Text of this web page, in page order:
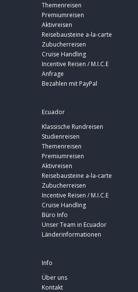
Themenreisen
Premiumreisen
Aktivreisen
Reisebausteine a-la-carte
Zubucherreisen
Cruise Handling
Incentive Reisen / M.I.C.E
Anfrage
Bezahlen mit PayPal
Ecuador
Klassische Rundreisen
Studienreisen
Themenreisen
Premiumreisen
Aktivreisen
Reisebausteine a-la-carte
Zubucherreisen
Incentive Reisen / M.I.C.E
Cruise Handling
Büro Info
Unser Team in Ecuador
Länderinformationen
Info
Über uns
Kontakt